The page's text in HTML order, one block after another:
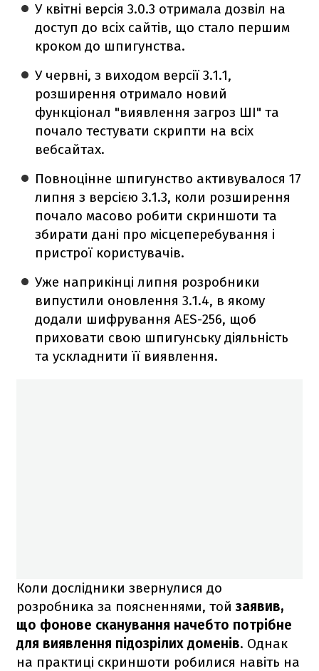
У квітні версія 3.0.3 отримала дозвіл на
доступ до всіх сайтів, що стало першим
кроком до шпигунства.
У червні, з виходом версії 3.1.1,
розширення отримало новий
функціонал "виявлення загроз ШІ" та
почало тестувати скрипти на всіх
вебсайтах.
Повноцінне шпигунство активувалося 17
липня з версією 3.1.3, коли розширення
почало масово робити скриншоти та
збирати дані про місцеперебування і
пристрої користувачів.
Уже наприкінці липня розробники
випустили оновлення 3.1.4, в якому
додали шифрування AES-256, щоб
приховати свою шпигунську діяльність
та ускладнити її виявлення.
Коли дослідники звернулися до
розробника за поясненнями, тойзаявив,
що фонове сканування начебто потрібне
для виявлення підозрілих доменів. Однак
на практиці скриншоти робилися навіть на